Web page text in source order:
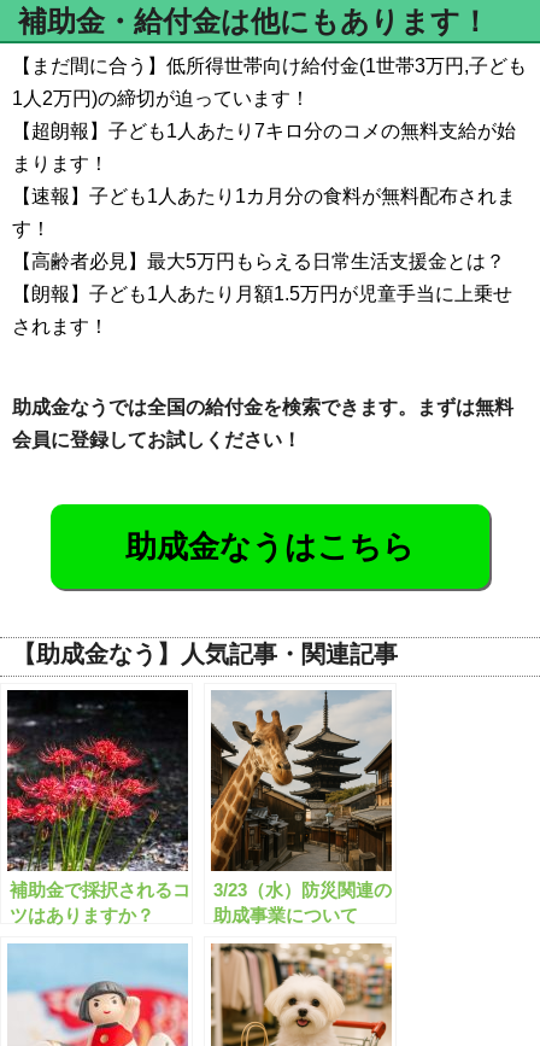
補助金・給付金は他にもあります！
【まだ間に合う】低所得世帯向け給付金(1世帯3万円,子ども
1人2万円)の締切が迫っています！
【超朗報】子ども1人あたり7キロ分のコメの無料支給が始
まります！
【速報】子ども1人あたり1カ月分の食料が無料配布されま
す！
【高齢者必見】最大5万円もらえる日常生活支援金とは？
【朗報】子ども1人あたり月額1.5万円が児童手当に上乗せ
されます！
助成金なうでは全国の給付金を検索できます。まずは無料
会員に登録してお試しください！
助成金なうはこちら
【助成金なう】人気記事・関連記事
補助金で採択されるコ
ツはありますか？
3/23（水）防災関連の
助成事業について